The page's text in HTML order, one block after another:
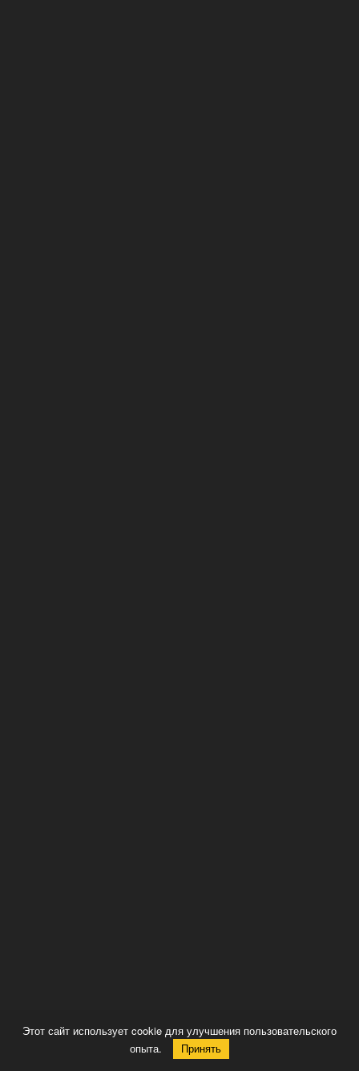
Этот сайт использует cookie для улучшения пользовательского
опыта.
Принять